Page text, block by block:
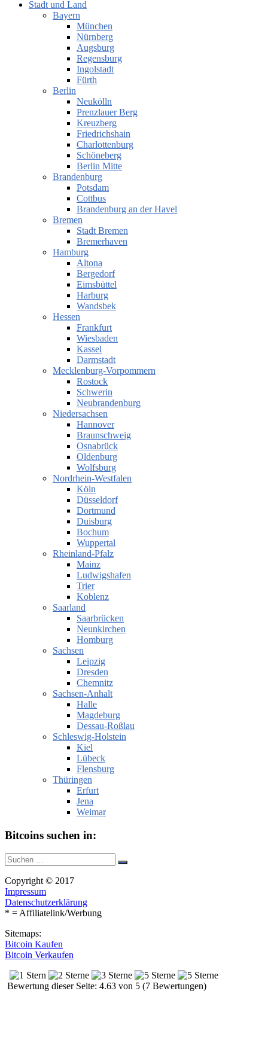
Stadt und Land
Bayern
München
Nürnberg
Augsburg
Regensburg
Ingolstadt
Fürth
Berlin
Neukölln
Prenzlauer Berg
Kreuzberg
Friedrichshain
Charlottenburg
Schöneberg
Berlin Mitte
Brandenburg
Potsdam
Cottbus
Brandenburg an der Havel
Bremen
Stadt Bremen
Bremerhaven
Hamburg
Altona
Bergedorf
Eimsbüttel
Harburg
Wandsbek
Hessen
Frankfurt
Wiesbaden
Kassel
Darmstadt
Mecklenburg-Vorpommern
Rostock
Schwerin
Neubrandenburg
Niedersachsen
Hannover
Braunschweig
Osnabrück
Oldenburg
Wolfsburg
Nordrhein-Westfalen
Köln
Düsseldorf
Dortmund
Duisburg
Bochum
Wuppertal
Rheinland-Pfalz
Mainz
Ludwigshafen
Trier
Koblenz
Saarland
Saarbrücken
Neunkirchen
Homburg
Sachsen
Leipzig
Dresden
Chemnitz
Sachsen-Anhalt
Halle
Magdeburg
Dessau-Roßlau
Schleswig-Holstein
Kiel
Lübeck
Flensburg
Thüringen
Erfurt
Jena
Weimar
Bitcoins suchen in:
Suche
nach:
Suchen
Copyright © 2017
Impressum
Datenschutzerklärung
* = Affiliatelink/Werbung
Sitemaps:
Bitcoin Kaufen
Bitcoin Verkaufen
Bewertung dieser Seite: 4.63 von 5 (7 Bewertungen)